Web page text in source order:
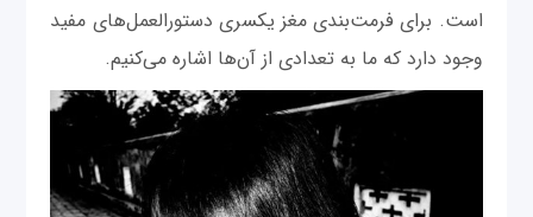
است. برای فرمت‌بندی مغز یکسری دستورالعمل‌های مفید
وجود دارد که ما به تعدادی از آن‌ها اشاره می‌کنیم.